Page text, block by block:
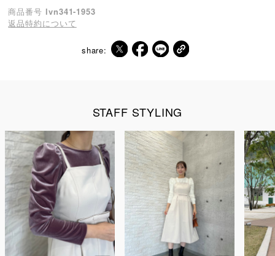
商品番号 lvn341-1953
返品特約について
share:
STAFF STYLING